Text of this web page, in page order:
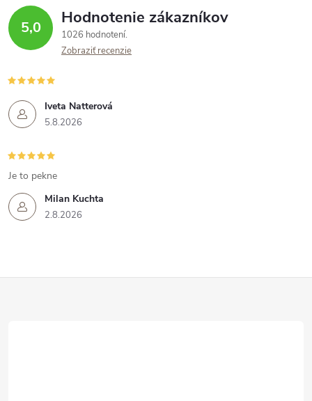
5,0 Hodnotenie zákazníkov
1026 hodnotení
Zobraziť recenzie
Iveta Natterová
5.8.2026
Milan Kuchta
2.8.2026
Je to pekne